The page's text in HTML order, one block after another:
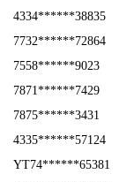
4334******38835
7732******72864
7558******9023
7871******7429
7875******3431
4335******57124
YT74******65381